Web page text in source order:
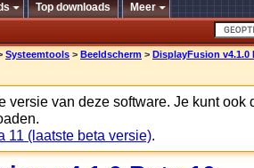
Top downloads Meer
Systeemtools > Beeldscherm > DisplayFusion v4.1.0
versie van deze software. Je kunt ook
11 (laatste beta versie).